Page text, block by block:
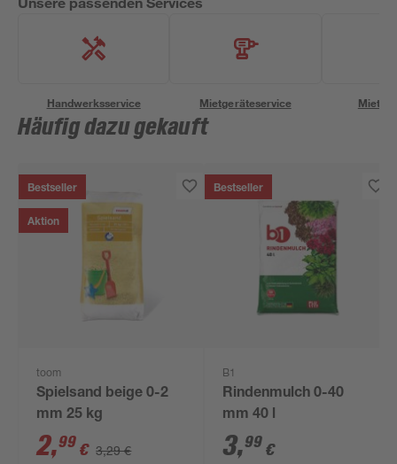
Handwerksservice Mietgeräteservice
Häufig dazu gekauft
Bestseller
Aktion
toom
Spielsand beige 0-2
mm 25 kg
2,99 € 3,29 €
Bestseller
B1
Rindenmulch 0-40
mm 40 l
3,99 €